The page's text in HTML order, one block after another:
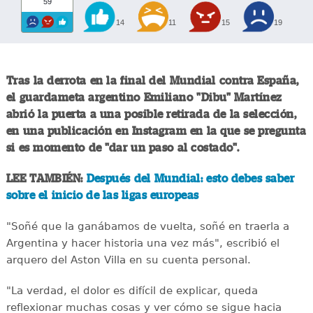
59
14 11 15 19
Tras la derrota en la final del Mundial contra España,
el guardameta argentino Emiliano "Dibu" Martínez
abrió la puerta a una posible retirada de la selección,
en una publicación en Instagram en la que se pregunta
si es momento de "dar un paso al costado".
LEE TAMBIÉN: Después del Mundial: esto debes saber
sobre el inicio de las ligas europeas
"Soñé que la ganábamos de vuelta, soñé en traerla a
Argentina y hacer historia una vez más", escribió el
arquero del Aston Villa en su cuenta personal.
"La verdad, el dolor es difícil de explicar, queda
reflexionar muchas cosas y ver cómo se sigue hacia